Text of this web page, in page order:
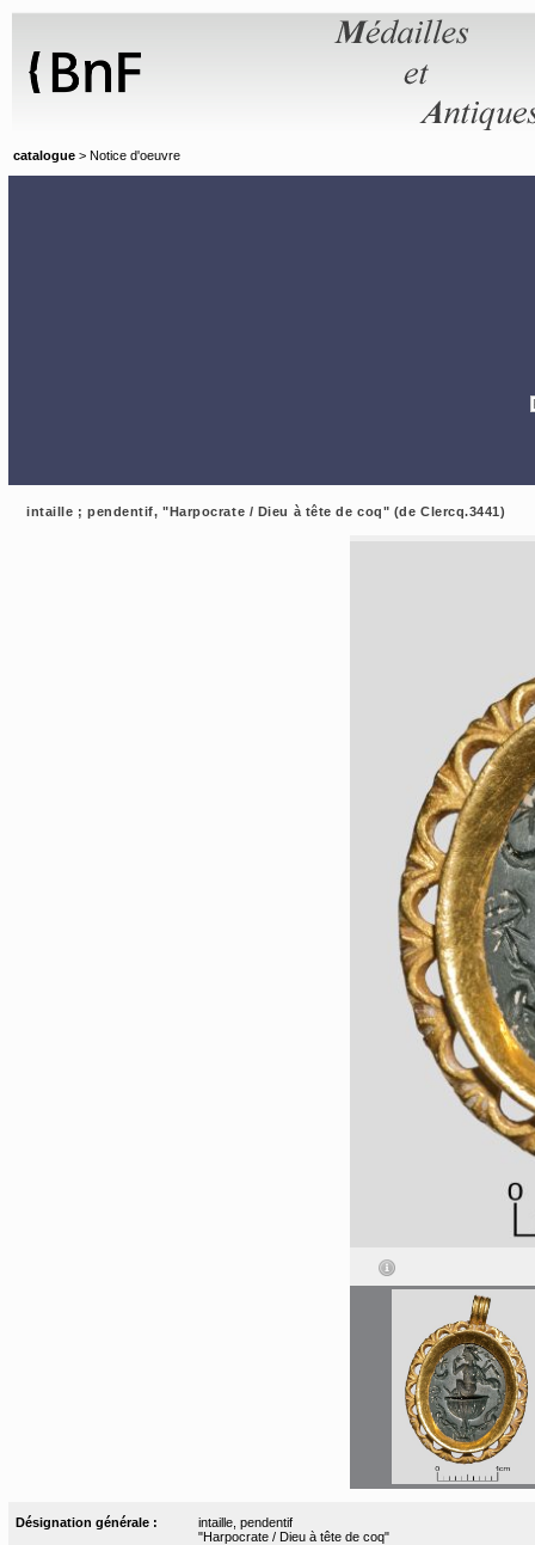
catalogue > Notice d'oeuvre
intaille ; pendentif, "Harpocrate / Dieu à tête de coq" (de Clercq.3441)
Désignation générale :
intaille, pendentif
"Harpocrate / Dieu à tête de coq"